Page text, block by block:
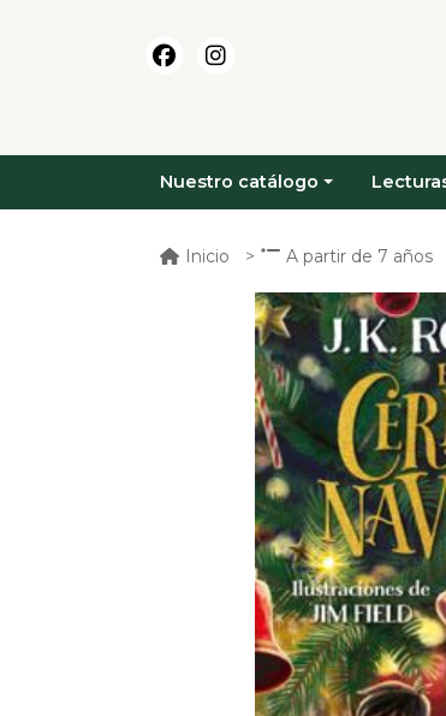
Nuestro catálogo
Inicio A partir de 7 años